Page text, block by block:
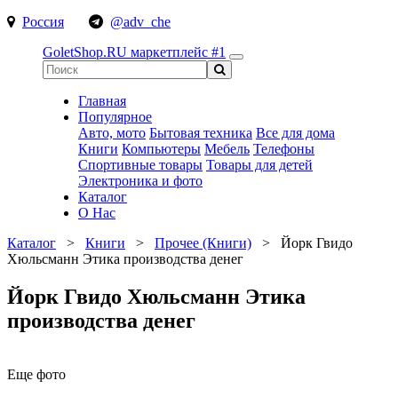
Россия
@adv_che
GoletShop.RU маркетплейс #1
Главная
Популярное
Авто, мото Бытовая техника Все для дома
Книги Компьютеры Мебель Телефоны
Спортивные товары Товары для детей
Электроника и фото
Каталог
О Нас
Каталог > Книги > Прочее (Книги) > Йорк Гвидо
Хюльсманн Этика производства денег
Йорк Гвидо Хюльсманн Этика
производства денег
Еще фото